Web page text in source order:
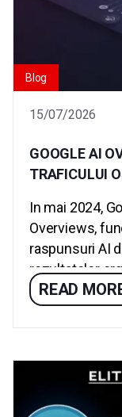
Blog
15/07/2026
GOOGLE AI
TRAFICULUI
In mai 2024,
Overviews,
raspunsuri AI
rezultatelor
READ